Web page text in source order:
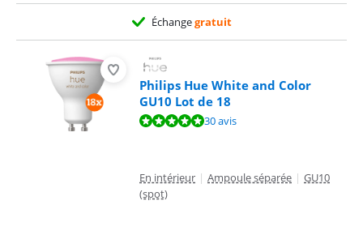
Échangegratuit
Philips Hue White and Color
GU10 Lot de 18
La note est de 9,5 sur 10, basée sur 30 avis.30 avis
En intérieur | Ampoule séparée | GU10
(spot)